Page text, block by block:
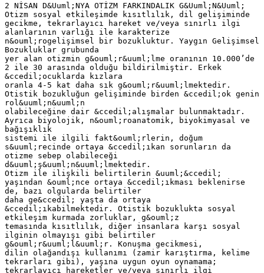
2 NİSAN D&Uuml;NYA OTİZM FARKINDALIK G&Uuml;N&Uuml;
Otizm sosyal etkileşimde kısıtlılık, dil gelişiminde
gecikme, tekrarlayıcı hareket ve/veya sınırlı ilgi
alanlarının varlığı ile karakterize
n&ouml;rogelişimsel bir bozukluktur. Yaygın Gelişimsel
Bozukluklar grubunda
yer alan otizmin g&ouml;r&uuml;lme oranının 10.000’de
2 ile 30 arasında olduğu bildirilmiştir. Erkek
&ccedil;ocuklarda kızlara
oranla 4-5 kat daha sık g&ouml;r&uuml;lmektedir.
Otistik bozukluğun gelişiminde birden &ccedil;ok genin
rol&uuml;n&uuml;n
olabileceğine dair &ccedil;alışmalar bulunmaktadır.
Ayrıca biyolojik, n&ouml;roanatomik, biyokimyasal ve
bağışıklık
sistemi ile ilgili fakt&ouml;rlerin, doğum
s&uuml;recinde ortaya &ccedil;ıkan sorunların da
otizme sebep olabileceği
d&uuml;ş&uuml;n&uuml;lmektedir.
Otizm ile ilişkili belirtilerin &uuml;&ccedil;
yaşından &ouml;nce ortaya &ccedil;ıkması beklenirse
de, bazı olgularda belirtiler
daha ge&ccedil; yaşta da ortaya
&ccedil;ıkabilmektedir. Otistik bozuklukta sosyal
etkileşim kurmada zorluklar, g&ouml;z
temasında kısıtlılık, diğer insanlara karşı sosyal
ilginin olmayışı gibi belirtiler
g&ouml;r&uuml;l&uuml;r. Konuşma gecikmesi,
dilin olağandışı kullanımı (zamir karıştırma, kelime
tekrarları gibi), yaşına uygun oyun oynamama;
tekrarlayıcı hareketler ve/veya sınırlı ilgi